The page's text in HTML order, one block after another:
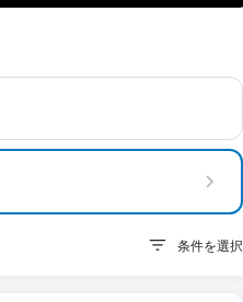
条件を選択